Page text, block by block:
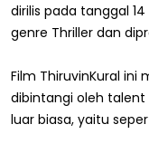
dirilis pada tanggal
genre Thriller dan
Film ThiruvinKural ini
dibintangi oleh
luar biasa, yaitu